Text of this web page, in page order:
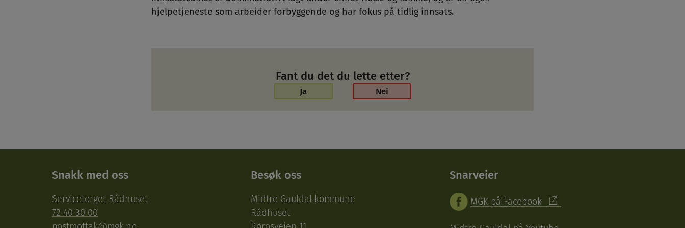
hjelpetjeneste som arbeider forbyggende og har fokus på tidlig innsats.
Fant du det du lette etter?
Ja Nei
Snakk med oss
Servicetorget Rådhuset
72 40 30 00
Besøk oss
Midtre Gauldal kommune
Rådhuset
Snarveier
MGK på Facebook